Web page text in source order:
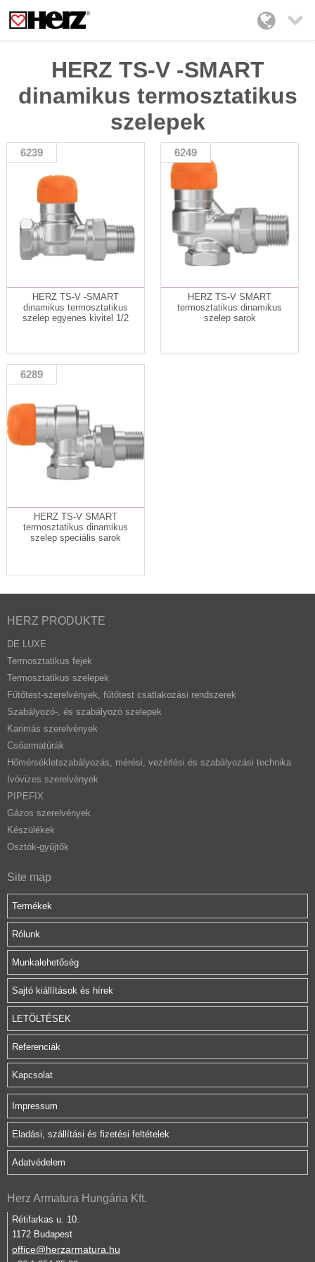

HERZ TS-V -SMART
dinamikus termosztatikus
szelepek
6239
HERZ TS-V -SMART
dinamikus termosztatikus
szelep egyenes kivitel 1/2
6249
HERZ TS-V SMART
termosztatikus dinamikus
szelep sarok
6289
HERZ TS-V SMART
termosztatikus dinamikus
szelep speciális sarok
HERZ PRODUKTE
DE LUXE
Termosztatikus fejek
Termosztatikus szelepek
Fűtőtest-szerelvények, fűtőtest csatlakozási rendszerek
Szabályozó-, és szabályozó szelepek
Karimás szerelvények
Csőarmatúrák
Hőmérsékletszabályozás, mérési, vezérlési és szabályozási technika
Ivóvizes szerelvények
PIPEFIX
Gázos szerelvények
Készülékek
Osztók-gyűjtők
Site map
Termékek
Rólunk
Munkalehetőség
Sajtó kiállítások és hírek
LETÖLTÉSEK
Referenciák
Kapcsolat
Impressum
Eladási, szállítási és fizetési feltételek
Adatvédelem
Herz Armatura Hungária Kft.
Rétifarkas u. 10.
1172 Budapest
office@herzarmatura.hu